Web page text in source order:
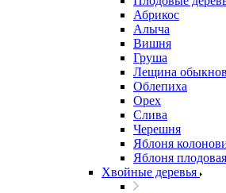
Абрикос
Алыча
Вишня
Груша
Лещина
Облепиха
Орех
Слива
Черешня
Яблоня
Яблоня плодовая
Хвойные деревья